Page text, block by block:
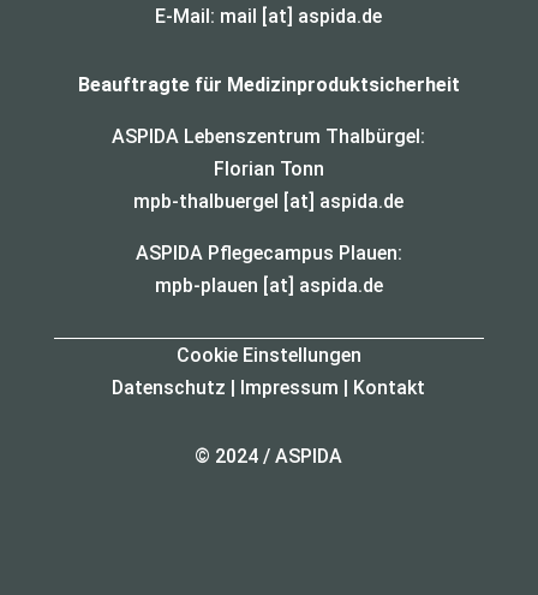
E-Mail: mail [at] aspida.de
Beauftragte für Medizinproduktsicherheit
ASPIDA Lebenszentrum Thalbürgel:
Florian Tonn
mpb-thalbuergel [at] aspida.de
ASPIDA Pflegecampus Plauen:
mpb-plauen [at] aspida.de
© 2024 / ASPIDA
Datenschutz | Impressum | Kontakt
Cookie Einstellungen